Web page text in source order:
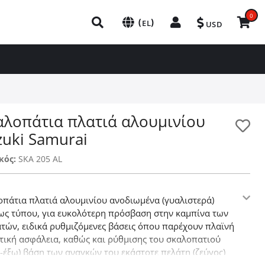
(EL) USD
0
πλατιά αλουμινίου
Samurai
SKA 205 AL
πλατιά αλουμινίου ανοδιωμένα (γυαλιστερά)
τύπου, για ευκολότερη πρόσβαση στην καμπίνα των
ειδικά ρυθμιζόμενες βάσεις όπου παρέχουν πλαϊνή
ασφάλεια, καθώς και ρύθμισης του σκαλοπατιού
έξω) βάση των αναγκών του εκάστοτε πελάτη (ζεύγος)